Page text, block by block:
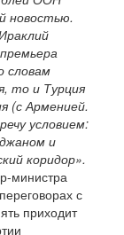
новостью.
словам
то и Турция
(с Арменией.
условием:
и
коридор».
министра
с
приходит